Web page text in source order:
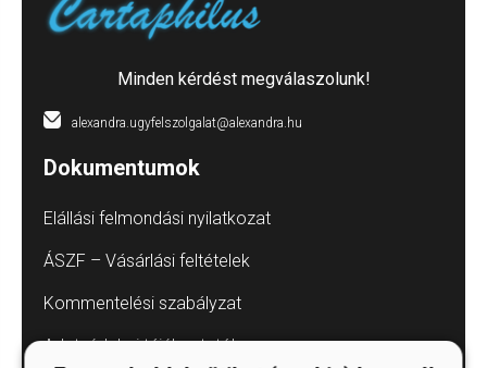
Minden kérdést megválaszolunk!
alexandra.ugyfelszolgalat@alexandra.hu
Dokumentumok
Elállási felmondási nyilatkozat
ÁSZF – Vásárlási feltételek
Kommentelési szabályzat
Adatvédelmi tájékoztatók